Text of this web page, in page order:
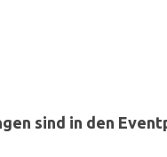
sind in den